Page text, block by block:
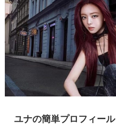
ユナの簡単プロフィール